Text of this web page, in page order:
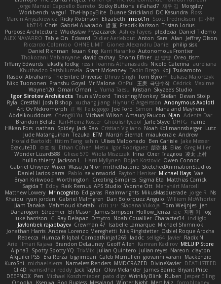
Jorge Manuel Cappello Barreto Sticky Buttons iiiFahad7 재우 김 Morgsley
Workbench wegu1 TheHappyElite Duane Strickland DC Kasundra Ross
Marcin Anyszkiewicz Ricky Robinson Elizabeth moot1n Scott Fredrickson 仁 小野
kb714 Chris Gabriel Alvarado 哲 董 Fredrik Karlsson Tristan Lorius
Purpose Architecture Władysław Pryszczarek Ashley Fayers plexlexia Daniel Tidemo
ALEX NAVARRO Table On Edward Didier Aerlebout Anton Sara Alan Jeffrey Olson
Riccardo Colombo OHNE LIMIT Gionea Alexandru Daniel philip sisk
Daniel Richman Ieuan King Karri Haranko Autonomous Frontier
Thokozani Mahlanyane david cachay Shonn Effner 얍 얍얍 Oreo_tism
Tiffany Edwards iaksdfg fodkg ressii Ioannis Athanasiadis Nicolò Caterina aureliana
Khuthadzo Ratshilumela Grant Mckenney Tadin Brego Koji Tsukamoto
Rasool Abrahams The Entire Universe Dhruv Singh Tom Byrom Łukasz Majorczyk
Niko Tuononen Pranshu Goyal Mr Malone OnPui 王庚 극단수작 Cédrick Maxime
Wayne120 Omair Omari L Yuma Taesu Kristian Skyzee's Studio
Igor Sirotov Architects Teunis Woord Tinkering Monkey Stefan Devan Stolp
Rylai Crestfall Josh Bishop xuchang jiang Hlynur G Asgeirsson Anonymous Axolotl
Art Ov Nekromorph
正 明 Felix gogo Joe Ford Simon
Mana and Mayhem
Abdelkouddouss ChengXi Yu Michael Wilson Amaury Faucon Njan Adenta Dar
Brandon Belisle Karl-Heinz Köster Ghoulishlycool Jarle Styve DHFG
name
Håkan Fors nathan Spidey Jack Rao Cristian Vigliano Noah Kollmannsberger Lutz
Jude Matanguihan Tezuka ETM Marcin Biernat miaukenzie Andrew
Horald Bartoldt ttitim Tang sahin Ulises Maldonado Ben Carlisle Jake Messer
Exacute3D 주호 정 Ethan Cohen Metix Igor Rodriguez 朋弥 林 Elias Greg Miller
Wonder Lizard588
Gliese 570 Wiola Miszczak Irina Олег Гладков 凌太 上村
hullin thierry Jackson L. Harri Myllynen Bojan Kostovic Owen Connor
Gabriel Chvyrev Wixer Wasu Ju'Nior mrthethatone SketchedAnimationStudios
Daniel Larios-parra
Pablo selvinsworld Payton Heniser Michael Hays Vae
Bryan Kirkwood Worthington Creating Simpires Sigma Eta Matthias Carrick
Sagida T Eddy Raik Remus APS Studio Yvonne Ott Menyhárt Marcell
Matthew Lowery MrIncognito Ed garas Realmwrights MikusMasquerade jorge R
Ns
Khaidu ryan jordan Gabriel Malmgren Dan Bojorquez Angulo Williem McWhorter
Liam Tanaka
Mahmoud Khetabi יניב חלה Sladana Vukoja Tom Weijnjes jen
Danarogon Streemer Eli Mason James Simpson Hollow_Jenza eje 지환 이 log
luke harrison
C Ray Delapaz Dmytro Noah Couallier Character34 indiiglo
Javlonbek rajabbayev Crewman 47 Isabelle Lamarque Michael Shimniok
Jonathan Harris Andrea Lorenzo Mereghetti Nils Ringlstetter Osbiel Roque Arocha
Rebecca Humza R Iqbal CombatNinja1269 laddc sellig64 Javier Radix N
Ariel Ilmari Kajava Brandon DeLauney Geoff Allen Kamran Kadirov MELUIP Store
Alpha3 Spotty Spotty YQ TrixMix Julian Quintero julian reyes Nareon claytpn
Alquiler PS5
Era Rerza bjgrimoari Caleb Mcmullen giovanni varani
Mackenzie
KuroShi
michael sierra Nameless Renders MMDCRAZED DivineXavier DEATHSTEED
Cli4D vamsidhar reddy Jack Taylor Olov Melander James Barrie Bryant Price
DEEPNOX Pen Michael Koschmieder pato dlgv Wrinkly Blink Ruben
Jesper Elling
Onooka
Kseniya Boo Bugless Mesaland Winter Night Mert İyiiz forrobloxdev